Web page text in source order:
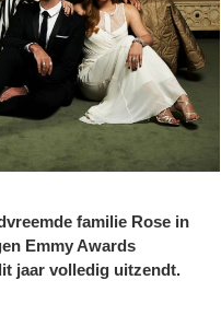
familie Rose in
Emmy Awards
jaar volledig uitzendt.